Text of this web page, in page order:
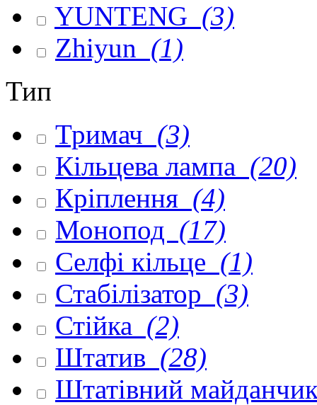
YUNTENG (3)
Zhiyun (1)
Тип
Тримач (3)
Кільцева лампа (20)
Кріплення (4)
Монопод (17)
Селфі кільце (1)
Стабілізатор (3)
Стійка (2)
Штатив (28)
Штатівний